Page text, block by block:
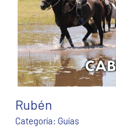
Rubén
Categoría: Guías